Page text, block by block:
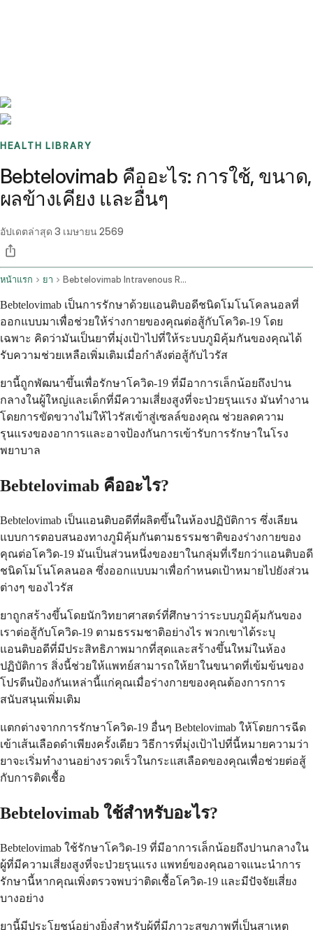
HEALTH LIBRARY
Bebtelovimab คืออะไร: การใช้, ขนาด,
ผลข้างเคียง และอื่นๆ
อัปเดตล่าสุด 3 เมษายน 2569
หน้าแรก ยา Bebtelovimab Intravenous Route
Bebtelovimab เป็นการรักษาด้วยแอนติบอดีชนิดโมโนโคลนอลที่
ออกแบบมาเพื่อช่วยให้ร่างกายของคุณต่อสู้กับโควิด-19 โดย
เฉพาะ คิดว่ามันเป็นยาที่มุ่งเป้าไปที่ให้ระบบภูมิคุ้มกันของคุณได้
รับความช่วยเหลือเพิ่มเติมเมื่อกำลังต่อสู้กับไวรัส
ยานี้ถูกพัฒนาขึ้นเพื่อรักษาโควิด-19 ที่มีอาการเล็กน้อยถึงปาน
กลางในผู้ใหญ่และเด็กที่มีความเสี่ยงสูงที่จะป่วยรุนแรง มันทำงาน
โดยการขัดขวางไม่ให้ไวรัสเข้าสู่เซลล์ของคุณ ช่วยลดความ
รุนแรงของอาการและอาจป้องกันการเข้ารับการรักษาในโรง
พยาบาล
Bebtelovimab คืออะไร?
Bebtelovimab เป็นแอนติบอดีที่ผลิตขึ้นในห้องปฏิบัติการ ซึ่งเลียน
แบบการตอบสนองทางภูมิคุ้มกันตามธรรมชาติของร่างกายของ
คุณต่อโควิด-19 มันเป็นส่วนหนึ่งของยาในกลุ่มที่เรียกว่าแอนติบอดี
ชนิดโมโนโคลนอล ซึ่งออกแบบมาเพื่อกำหนดเป้าหมายไปยังส่วน
ต่างๆ ของไวรัส
ยาถูกสร้างขึ้นโดยนักวิทยาศาสตร์ที่ศึกษาว่าระบบภูมิคุ้มกันของ
เราต่อสู้กับโควิด-19 ตามธรรมชาติอย่างไร พวกเขาได้ระบุ
แอนติบอดีที่มีประสิทธิภาพมากที่สุดและสร้างขึ้นใหม่ในห้อง
ปฏิบัติการ สิ่งนี้ช่วยให้แพทย์สามารถให้ยาในขนาดที่เข้มข้นของ
โปรตีนป้องกันเหล่านี้แก่คุณเมื่อร่างกายของคุณต้องการการ
สนับสนุนเพิ่มเติม
แตกต่างจากการรักษาโควิด-19 อื่นๆ Bebtelovimab ให้โดยการฉีด
เข้าเส้นเลือดดำเพียงครั้งเดียว วิธีการที่มุ่งเป้าไปที่นี้หมายความว่า
ยาจะเริ่มทำงานอย่างรวดเร็วในกระแสเลือดของคุณเพื่อช่วยต่อสู้
กับการติดเชื้อ
Bebtelovimab ใช้สำหรับอะไร?
Bebtelovimab ใช้รักษาโควิด-19 ที่มีอาการเล็กน้อยถึงปานกลางใน
ผู้ที่มีความเสี่ยงสูงที่จะป่วยรุนแรง แพทย์ของคุณอาจแนะนำการ
รักษานี้หากคุณเพิ่งตรวจพบว่าติดเชื้อโควิด-19 และมีปัจจัยเสี่ยง
บางอย่าง
ยานี้มีประโยชน์อย่างยิ่งสำหรับผู้ที่มีภาวะสุขภาพที่เป็นสาเหตุ